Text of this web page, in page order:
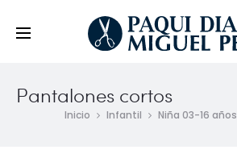
Pantalones cortos
Inicio Infantil Niña 03-16 años